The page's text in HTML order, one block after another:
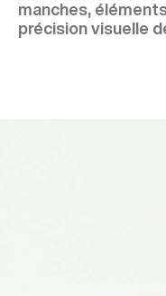
manches,
précision visuelle